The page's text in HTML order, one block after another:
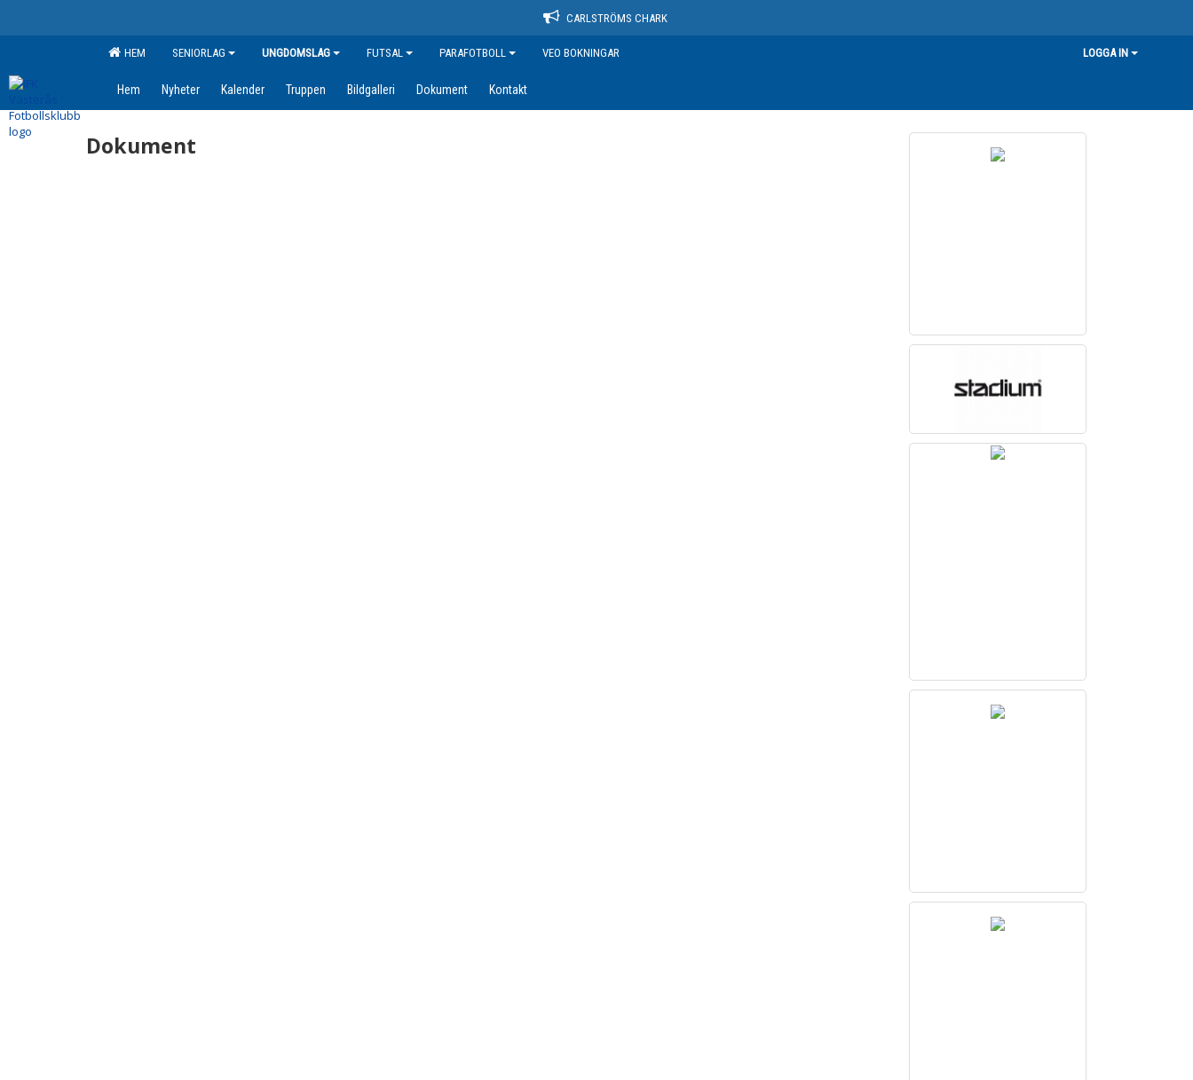
CARLSTRÖMS CHARK
HEM SENIORLAG UNGDOMSLAG FUTSAL PARAFOTBOLL VEO BOKNINGAR LOGGA IN
Hem Nyheter Kalender Truppen Bildgalleri Dokument Kontakt
Dokument